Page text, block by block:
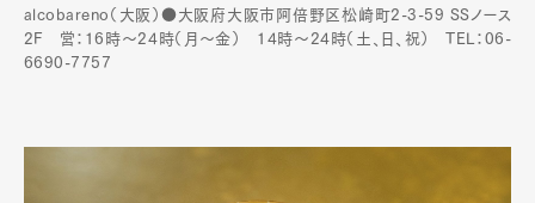
alcobareno（大阪）●大阪府大阪市阿倍野区松崎町2-3-59 SSノース
2F 営：16時～24時（月〜金） 14時〜24時（土、日、祝） TEL：06-
6690-7757